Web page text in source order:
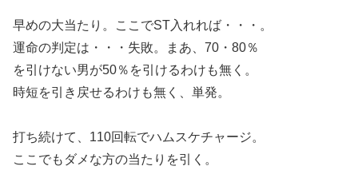
早めの大当たり。ここでST入れれば・・・。
運命の判定は・・・失敗。まあ、70・80％
を引けない男が50％を引けるわけも無く。
時短を引き戻せるわけも無く、単発。
打ち続けて、110回転でハムスケチャージ。
ここでもダメな方の当たりを引く。